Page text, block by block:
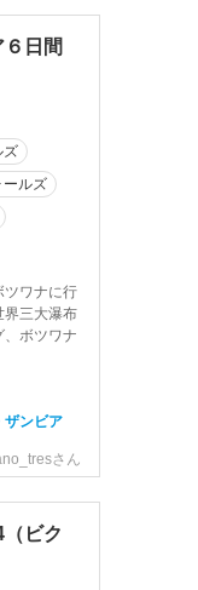
日間
ズ
ールズ
ツワナに行
界三大瀑布
ボツワナ
ザンビア
さん
ビク